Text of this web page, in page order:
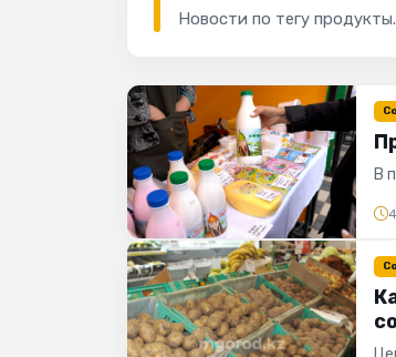
Новости по тегу
В